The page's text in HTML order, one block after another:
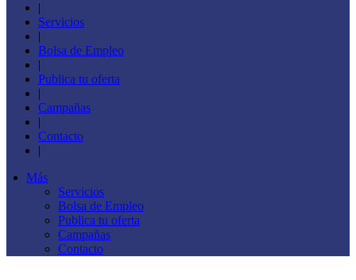
|
Servicios
|
Bolsa de Empleo
|
Publica tu oferta
|
Campañas
|
Contacto
|
Más
Servicios
Bolsa de Empleo
Publica tu oferta
Campañas
Contacto